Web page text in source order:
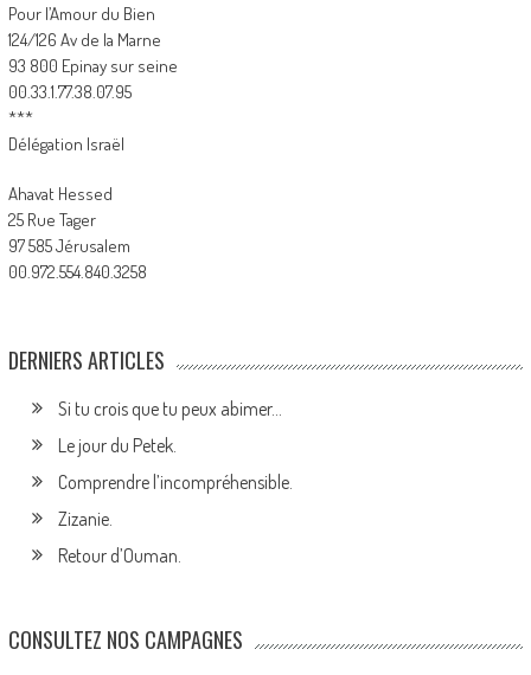
Pour l’Amour du Bien
124/126 Av de la Marne
93 800 Epinay sur seine
00.33.1.77.38.07.95
***
Délégation Israël
Ahavat Hessed
25 Rue Tager
97 585 Jérusalem
00.972.554.840.3258
DERNIERS ARTICLES
Si tu crois que tu peux abimer…
Le jour du Petek.
Comprendre l’incompréhensible.
Zizanie.
Retour d’Ouman.
CONSULTEZ NOS CAMPAGNES